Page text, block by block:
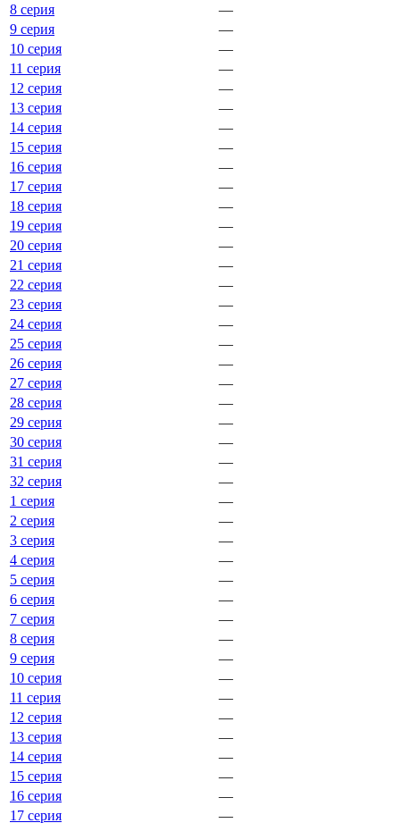
8 серия
—
9 серия
—
10 серия
—
11 серия
—
12 серия
—
13 серия
—
14 серия
—
15 серия
—
16 серия
—
17 серия
—
18 серия
—
19 серия
—
20 серия
—
21 серия
—
22 серия
—
23 серия
—
24 серия
—
25 серия
—
26 серия
—
27 серия
—
28 серия
—
29 серия
—
30 серия
—
31 серия
—
32 серия
—
1 серия
—
2 серия
—
3 серия
—
4 серия
—
5 серия
—
6 серия
—
7 серия
—
8 серия
—
9 серия
—
10 серия
—
11 серия
—
12 серия
—
13 серия
—
14 серия
—
15 серия
—
16 серия
—
17 серия
—